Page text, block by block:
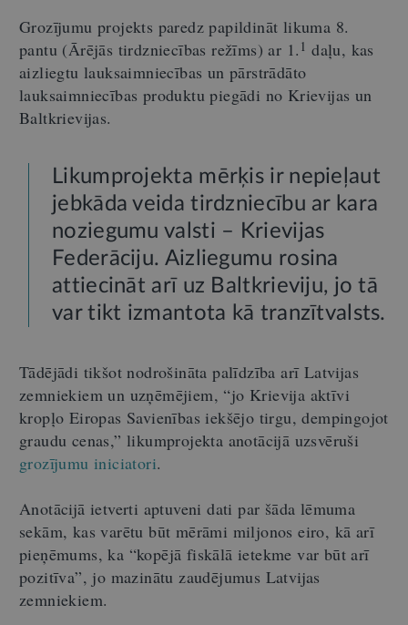
Grozījumu projekts paredz papildināt likuma 8.
pantu (Ārējās tirdzniecības režīms) ar 1. 1 daļu, kas
aizliegtu lauksaimniecības un pārstrādāto
lauksaimniecības produktu piegādi no Krievijas un
Baltkrievijas.
Likumprojekta mērķis ir nepieļaut
jebkāda veida tirdzniecību ar kara
noziegumu valsti – Krievijas
Federāciju. Aizliegumu rosina
attiecināt arī uz Baltkrieviju, jo tā
var tikt izmantota kā tranzītvalsts.
Tādējādi tikšot nodrošināta palīdzība arī Latvijas
zemniekiem un uzņēmējiem, “jo Krievija aktīvi
kropļo Eiropas Savienības iekšējo tirgu, dempingojot
graudu cenas,” likumprojekta anotācijā uzsvēruši
grozījumu iniciatori.
Anotācijā ietverti aptuveni dati par šāda lēmuma
sekām, kas varētu būt mērāmi miljonos eiro, kā arī
pieņēmums, ka “kopējā fiskālā ietekme var būt arī
pozitīva”, jo mazinātu zaudējumus Latvijas
zemniekiem.